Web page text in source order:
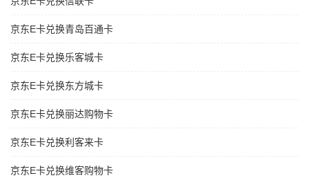
京东E卡兑换青岛百通卡
京东E卡兑换乐客城卡
京东E卡兑换东方城卡
京东E卡兑换丽达购物卡
京东E卡兑换利客来卡
京东E卡兑换维客购物卡